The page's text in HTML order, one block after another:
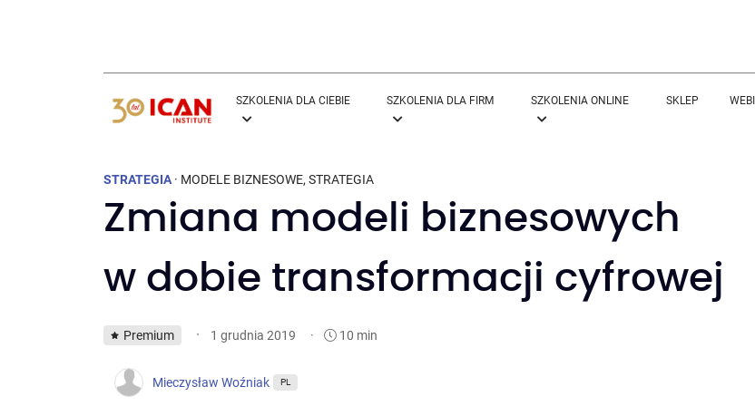
SZKOLENIA DLA CIEBIE SZKOLENIA DLA FIRM SZKOLENIA ONLINE SKLEP
STRATEGIA · MODELE BIZNESOWE, STRATEGIA
Zmiana modeli biznesowych
w dobie transformacji cyfrowej
Premium · 1 grudnia 2019 · 10 min
Mieczysław Woźniak PL